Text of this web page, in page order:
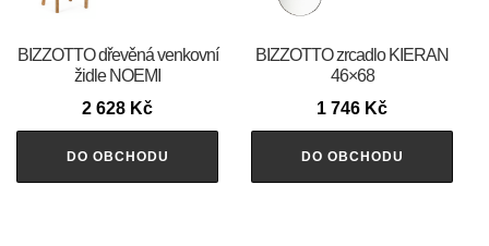
BIZZOTTO dřevěná venkovní
židle NOEMI
2 628 Kč
DO OBCHODU
BIZZOTTO zrcadlo KIERAN
46×68
1 746 Kč
DO OBCHODU